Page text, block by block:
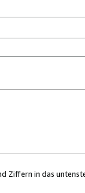
Ziffern in das